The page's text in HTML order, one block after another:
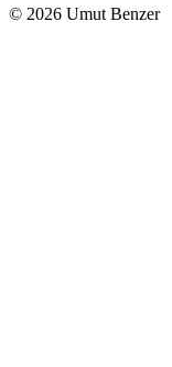
© 2026 Umut Benzer